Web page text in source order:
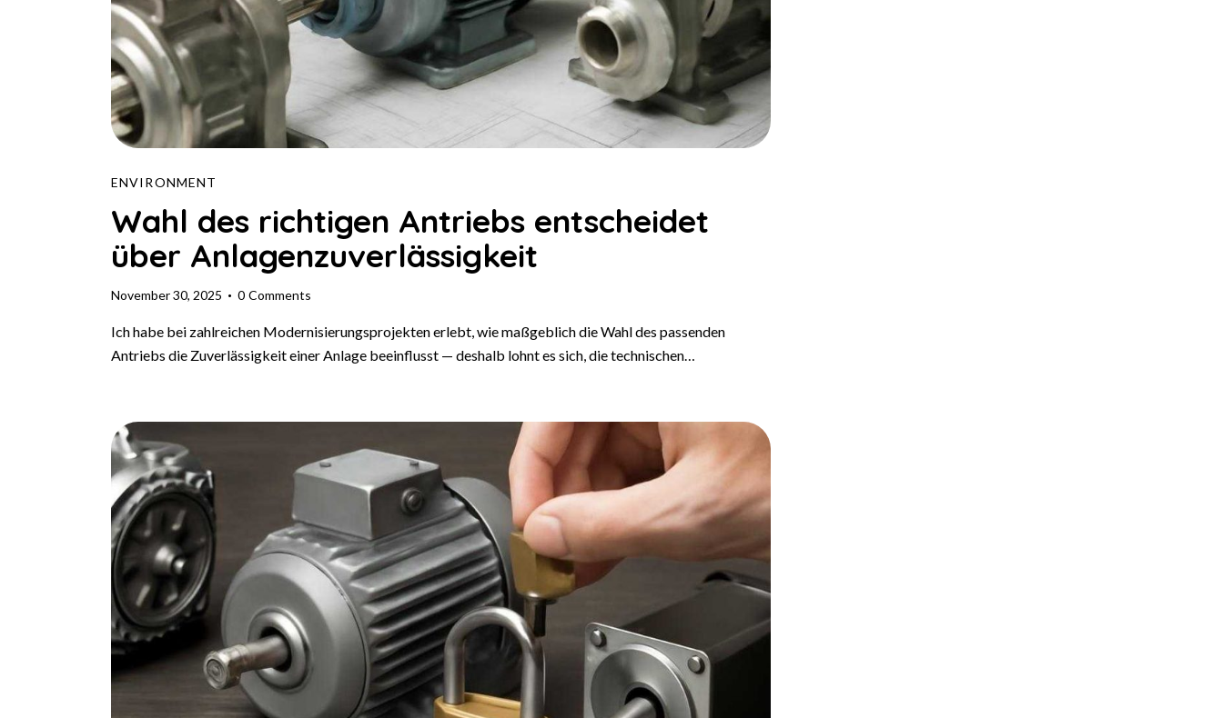
ENVIRONMENT
Wahl des richtigen Antriebs entscheidet
über Anlagenzuverlässigkeit
November 30, 2025 0 Comments
Ich habe bei zahlreichen Modernisierungsprojekten erlebt, wie maßgeblich die Wahl des passenden
Antriebs die Zuverlässigkeit einer Anlage beeinflusst — deshalb lohnt es sich, die technischen…